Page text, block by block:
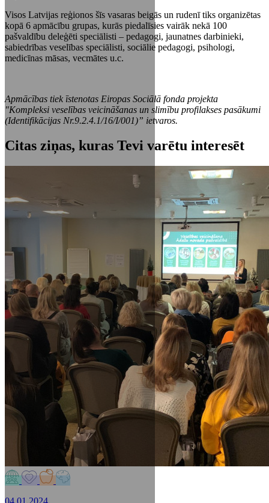
Visos Latvijas reģionos šīs vasaras beigās un rudenī tiks organizētas
kopā 6 apmācību grupas, kurās piedalīsies vairāk nekā 100
pašvaldību deleģēti speciālisti – pedagogi, jaunatnes darbinieki,
sabiedrības veselības speciālisti, sociālie pedagogi, psihologi,
medicīnas māsas, vecmātes u.c.
Apmācības tiek īstenotas Eiropas Sociālā fonda projekta
"Kompleksi veselības veicināšanas un slimību profilakses pasākumi
(Identifikācijas Nr.9.2.4.1/16/I/001)” ietvaros.
Citas ziņas, kuras Tevi varētu interesēt